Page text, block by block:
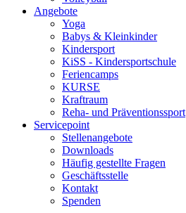
Angebote
Yoga
Babys & Kleinkinder
Kindersport
KiSS - Kindersportschule
Feriencamps
KURSE
Kraftraum
Reha- und Präventionssport
Servicepoint
Stellenangebote
Downloads
Häufig gestellte Fragen
Geschäftsstelle
Kontakt
Spenden